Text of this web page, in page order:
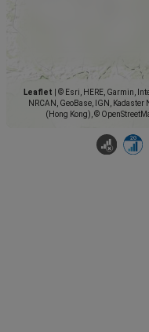
Leaflet
© Esri, HERE, Garmin,
NRCAN, GeoBase, IGN,
(Hong Kong), ©